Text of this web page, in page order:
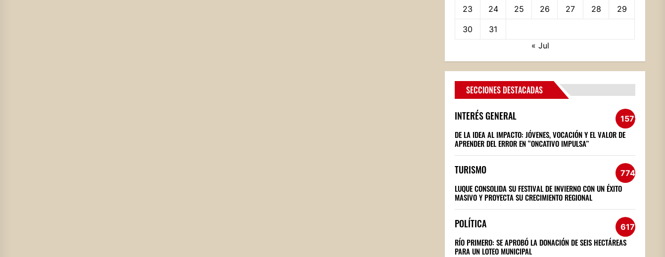
23 24 25 26 27 28 29
30
31
« Jul
SECCIONES DESTACADAS
INTERÉS GENERAL 1572
DE LA IDEA AL IMPACTO: JÓVENES, VOCACIÓN Y EL VALOR DE
APRENDER DEL ERROR EN “ONCATIVO IMPULSA”
TURISMO 774
LUQUE CONSOLIDA SU FESTIVAL DE INVIERNO CON UN ÉXITO
MASIVO Y PROYECTA SU CRECIMIENTO REGIONAL
POLÍTICA 617
RÍO PRIMERO: SE APROBÓ LA DONACIÓN DE SEIS HECTÁREAS
PARA UN LOTEO MUNICIPAL